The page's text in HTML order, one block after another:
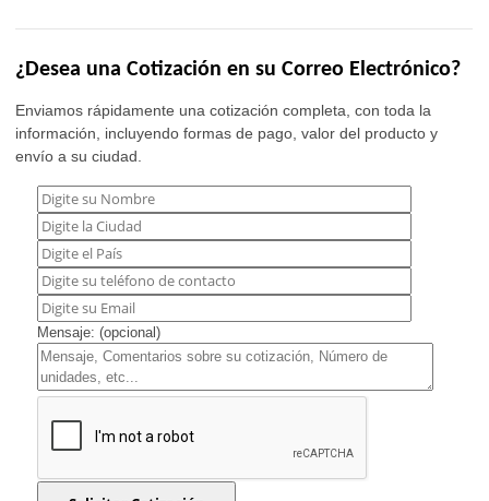
¿Desea una Cotización en su Correo Electrónico?
Enviamos rápidamente una cotización completa, con toda la
información, incluyendo formas de pago, valor del producto y
envío a su ciudad.
Mensaje: (opcional)